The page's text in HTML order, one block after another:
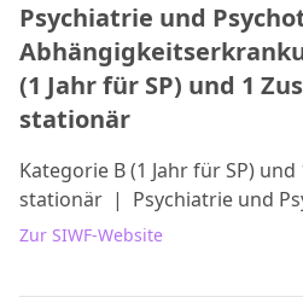
Psychiatrie und
(1 Jahr für SP) und 1
stationär
Kategorie B (1 Jahr für SP) und
stationär | Psychiatrie und
Zur SIWF-Website